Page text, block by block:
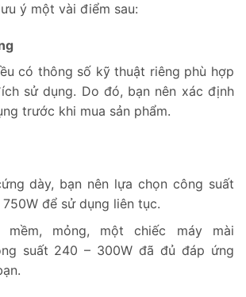
ý một vài điểm sau:
có thông số kỹ thuật riêng phù hợp
sử dụng. Do đó, bạn nên xác định
trước khi mua sản phẩm.
dày, bạn nên lựa chọn công suất
để sử dụng liên tục.
mỏng, một chiếc máy mài
suất 240 – 300W đã đủ đáp ứng